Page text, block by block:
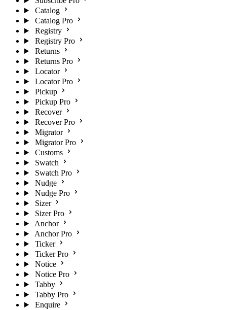
Catalog
Catalog Pro
Registry
Registry Pro
Returns
Returns Pro
Locator
Locator Pro
Pickup
Pickup Pro
Recover
Recover Pro
Migrator
Migrator Pro
Customs
Swatch
Swatch Pro
Nudge
Nudge Pro
Sizer
Sizer Pro
Anchor
Anchor Pro
Ticker
Ticker Pro
Notice
Notice Pro
Tabby
Tabby Pro
Enquire